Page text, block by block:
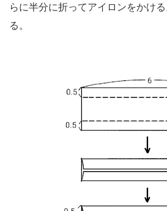
らに半分に折ってアイロンをかけ
る。